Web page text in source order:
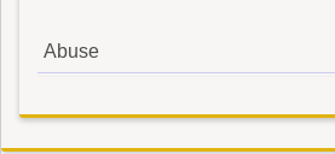
Abuse